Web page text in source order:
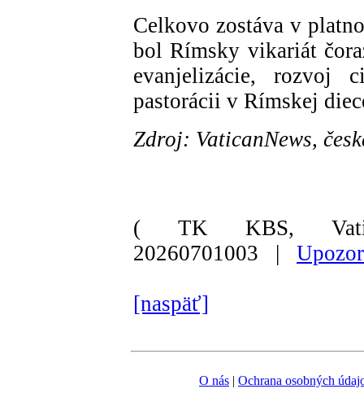
Celkovo zostáva v
bol Rímsky vikariát
evanjelizácie, rozvoj
pastorácii v Rímskej
Zdroj: VaticanNews,
( TK KBS,
20260701003 |
[naspäť]
O nás | Ochrana osobných